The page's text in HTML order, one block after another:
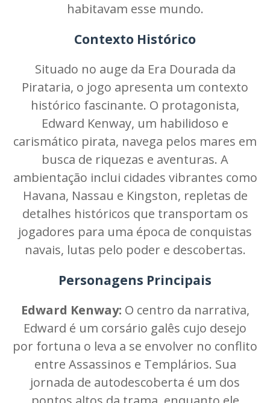
habitavam esse mundo.
Contexto Histórico
Situado no auge da Era Dourada da
Pirataria, o jogo apresenta um contexto
histórico fascinante. O protagonista,
Edward Kenway, um habilidoso e
carismático pirata, navega pelos mares em
busca de riquezas e aventuras. A
ambientação inclui cidades vibrantes como
Havana, Nassau e Kingston, repletas de
detalhes históricos que transportam os
jogadores para uma época de conquistas
navais, lutas pelo poder e descobertas.
Personagens Principais
Edward Kenway: O centro da narrativa,
Edward é um corsário galês cujo desejo
por fortuna o leva a se envolver no conflito
entre Assassinos e Templários. Sua
jornada de autodescoberta é um dos